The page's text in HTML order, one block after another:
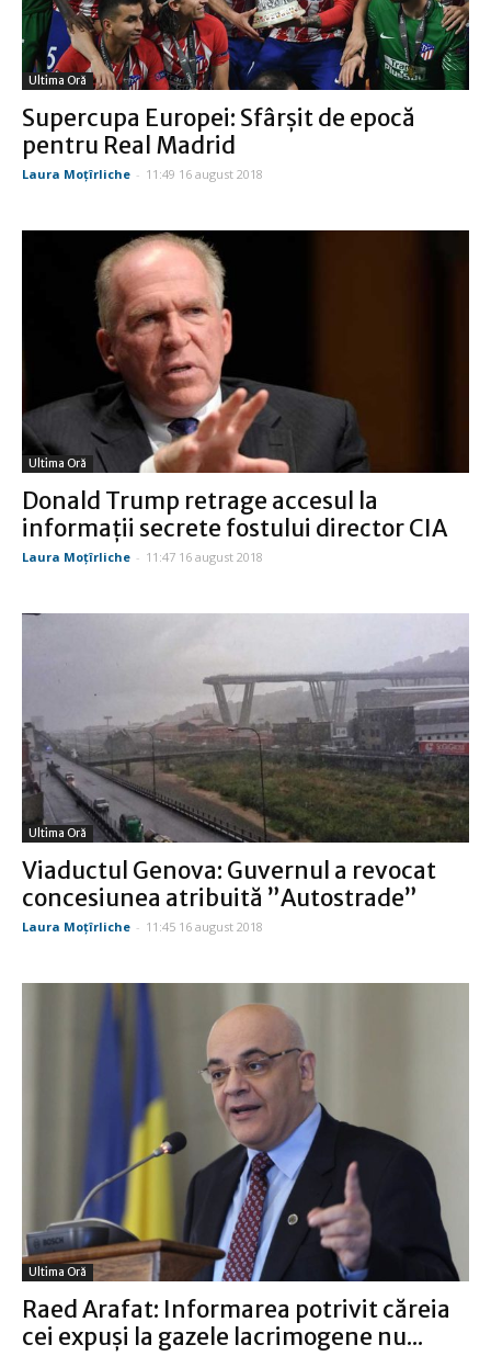
Ultima Oră
Supercupa Europei: Sfârșit de epocă
pentru Real Madrid
Laura Moţîrliche - 11:49 16 august 2018
Ultima Oră
Donald Trump retrage accesul la
informații secrete fostului director CIA
Laura Moţîrliche - 11:47 16 august 2018
Ultima Oră
Viaductul Genova: Guvernul a revocat
concesiunea atribuită ”Autostrade”
Laura Moţîrliche - 11:45 16 august 2018
Ultima Oră
Raed Arafat: Informarea potrivit căreia
cei expuşi la gazele lacrimogene nu...